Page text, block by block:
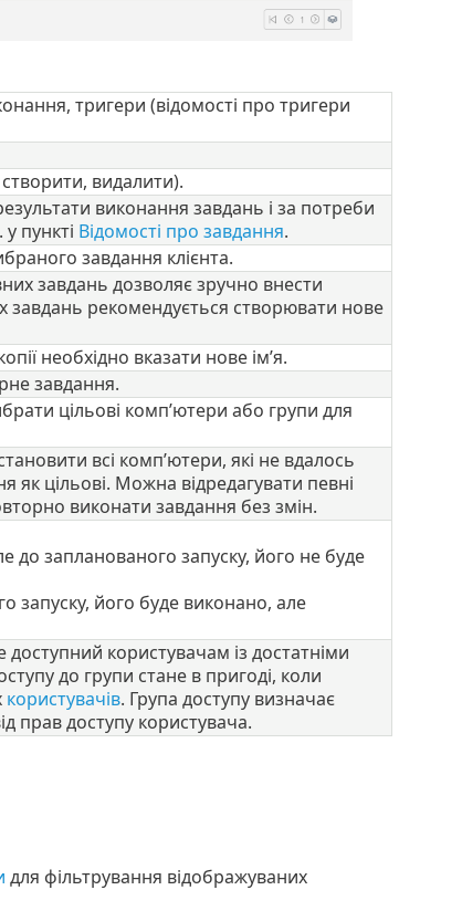
тригери (відомості про тригери
видалити).
виконання завдань і за потреби
пункті Відомості про завдання.
завдання клієнта.
завдань дозволяє зручно внести
завдань рекомендується створювати нове
необхідно вказати нове ім’я.
завдання.
цільові комп’ютери або групи для
всі комп’ютери, які не вдалось
цільові. Можна відредагувати певні
виконати завдання без змін.
до запланованого запуску, його не буде
запуску, його буде виконано, але
доступний користувачам із достатніми
до групи стане в пригоді, коли
користувачів. Група доступу визначає
прав доступу користувача.
для фільтрування відображуваних